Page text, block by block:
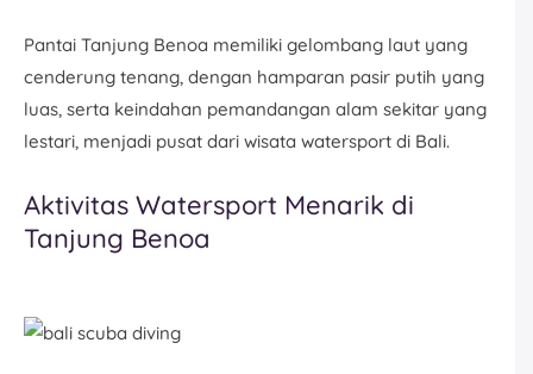
Pantai Tanjung Benoa memiliki gelombang laut yang
cenderung tenang, dengan hamparan pasir putih yang
luas, serta keindahan pemandangan alam sekitar yang
lestari, menjadi pusat dari wisata watersport di Bali.
Aktivitas Watersport Menarik di
Tanjung Benoa